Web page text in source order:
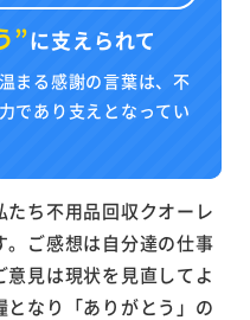
”に支えられて
まる感謝の言葉は、不
であり支えとなってい
ち不用品回収クオーレ
。ご感想は自分達の仕事
見は現状を見直してよ
となり「ありがとう」の